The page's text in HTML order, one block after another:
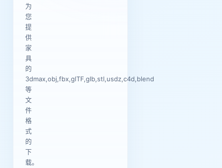
为
您
提
供
家
具
的
3dmax,obj,fbx,glTF,glb,stl,usdz,c4d,blend
等
文
件
格
式
的
下
载。